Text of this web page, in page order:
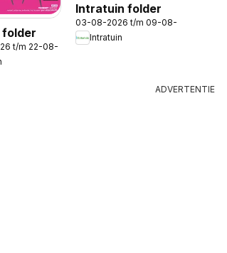
folder
t/m 22-08-2026
Intratuin folder
03-08-2026 t/m 09-08-2026
Intratuin
ADVERTENTIE